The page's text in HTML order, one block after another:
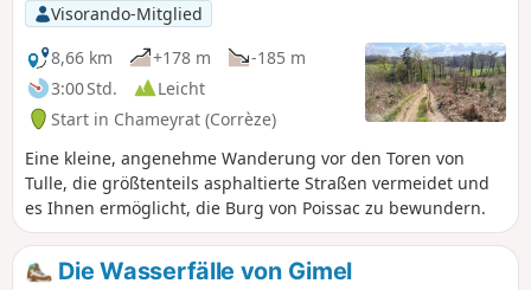
Visorando-Mitglied
8,66 km
+178 m
-185 m
3:00 Std.
Leicht
Start in Chameyrat (Corrèze)
Eine kleine, angenehme Wanderung vor den Toren von
Tulle, die größtenteils asphaltierte Straßen vermeidet und
es Ihnen ermöglicht, die Burg von Poissac zu bewundern.
Die Wasserfälle von Gimel